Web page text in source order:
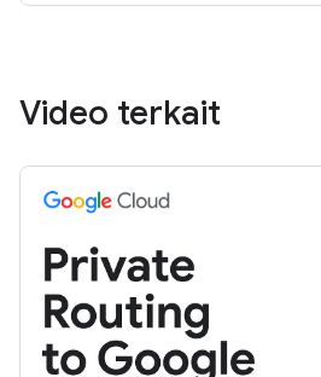
Video terkait